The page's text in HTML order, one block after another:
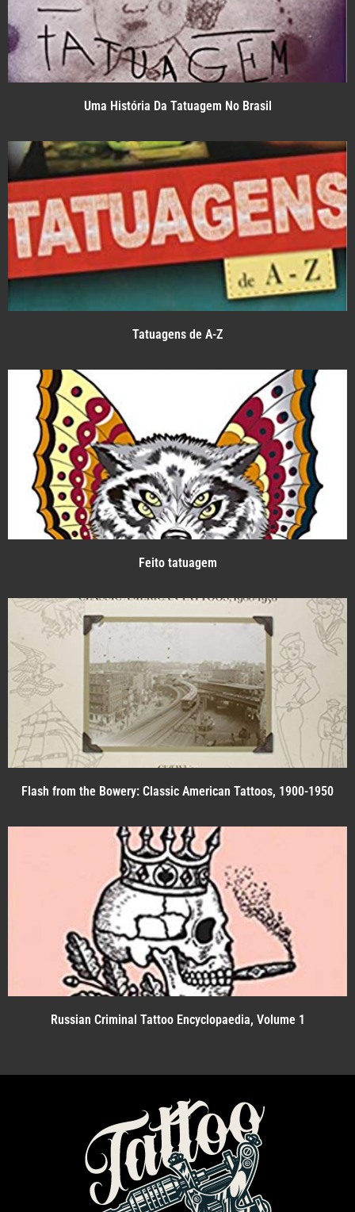
Uma História Da Tatuagem No Brasil
Tatuagens de A-Z
Feito tatuagem
Flash from the Bowery: Classic American Tattoos, 1900-1950
Russian Criminal Tattoo Encyclopaedia, Volume 1